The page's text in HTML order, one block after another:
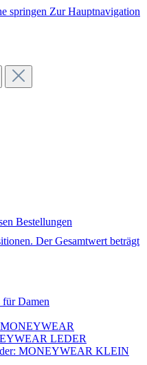
springen Zur Hauptnavigation
Bestellungen
Der Gesamtwert beträgt
für Damen
MONEYWEAR
LEDER
MONEYWEAR KLEIN